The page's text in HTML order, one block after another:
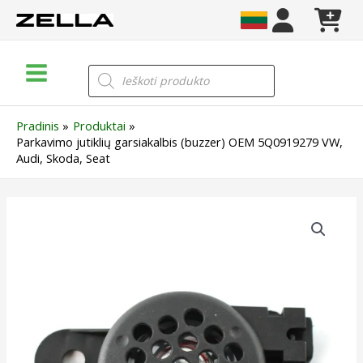
prie
Menu
Products
search
Pradinis
Produktai
Parkavimo jutiklių garsiakalbis (buzzer) OEM 5Q0919279 VW,
Audi, Skoda, Seat
5Q0919279